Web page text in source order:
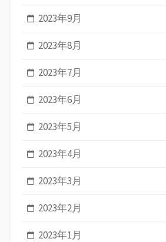
2023年9月
2023年8月
2023年7月
2023年6月
2023年5月
2023年4月
2023年3月
2023年2月
2023年1月